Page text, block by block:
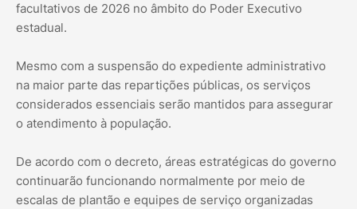
facultativos de 2026 no âmbito do Poder Executivo
estadual.
Mesmo com a suspensão do expediente administrativo
na maior parte das repartições públicas, os serviços
considerados essenciais serão mantidos para assegurar
o atendimento à população.
De acordo com o decreto, áreas estratégicas do governo
continuarão funcionando normalmente por meio de
escalas de plantão e equipes de serviço organizadas